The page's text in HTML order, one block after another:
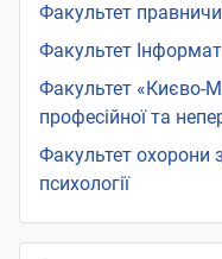
Факультет
Факультет
Факультет «Києво-
професійної та
Факультет охорони
психології